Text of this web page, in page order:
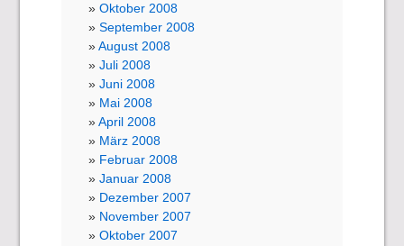
Oktober 2008
September 2008
August 2008
Juli 2008
Juni 2008
Mai 2008
April 2008
März 2008
Februar 2008
Januar 2008
Dezember 2007
November 2007
Oktober 2007